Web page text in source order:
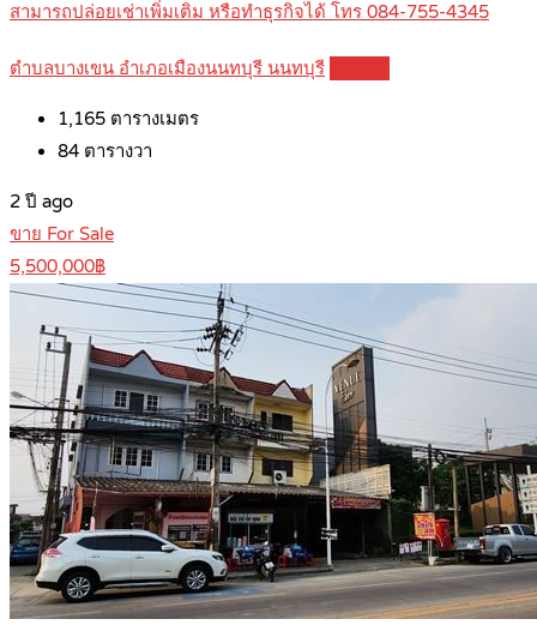
สามารถปล่อยเช่าเพิ่มเติม หรือทำธุรกิจได้ โทร 084-755-4345
ตำบลบางเขน อำเภอเมืองนนทบุรี นนทบุรี
1,165 ตารางเมตร
84 ตารางวา
2 ปี ago
ขาย For Sale
5,500,000฿